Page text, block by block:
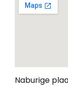
Naburige